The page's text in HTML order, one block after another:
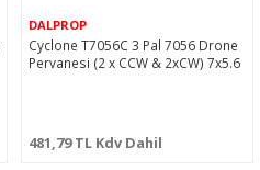
DALPROP
Cyclone T7056C 3 Pal 7056 Drone
Pervanesi (2 x CCW & 2xCW) 7x5.6
481,79 TL Kdv Dahil